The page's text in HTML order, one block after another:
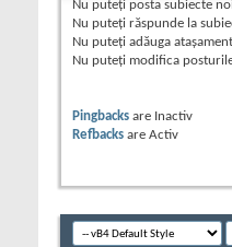
Nu puteţi posta subiecte
Nu puteţi răspunde la
Nu puteţi adăuga
Nu puteţi modifica
Pingbacks are Inactiv
Refbacks are Activ